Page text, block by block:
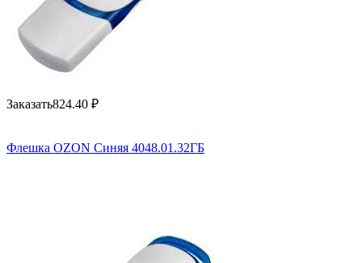
Заказать824.40 ₽
Флешка OZON Синяя 4048.01.32ГБ